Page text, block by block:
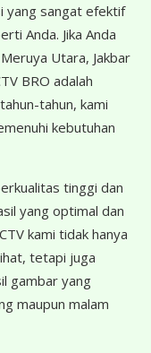
yang sangat efektif
Anda. Jika Anda
Utara, Jakbar
BRO adalah
tahun, kami
kebutuhan
tinggi dan
yang optimal dan
kami tidak hanya
tetapi juga
gambar yang
maupun malam